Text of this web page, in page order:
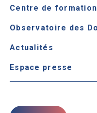
Centre de formation
Observatoire des
Actualités
Espace presse